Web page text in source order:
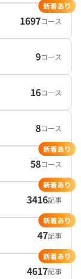
1697コース
新着あり
9コース
16コース
8コース
58コース
新着あり
3416記事
新着あり
47記事
新着あり
4617記事
新着あり